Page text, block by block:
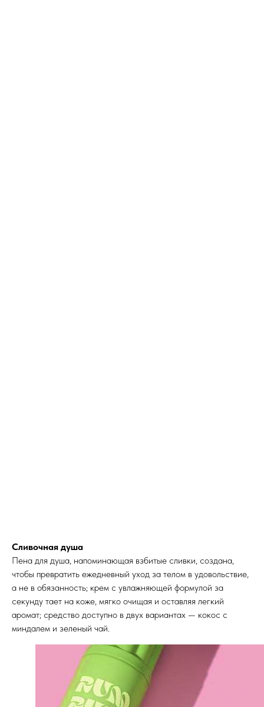
Сливочная душа
Пена для душа, напоминающая взбитые сливки, создана,
чтобы превратить ежедневный уход за телом в удовольствие,
а не в обязанность; крем с увлажняющей формулой за
секунду тает на коже, мягко очищая и оставляя легкий
аромат; средство доступно в двух вариантах — кокос с
миндалем и зеленый чай.